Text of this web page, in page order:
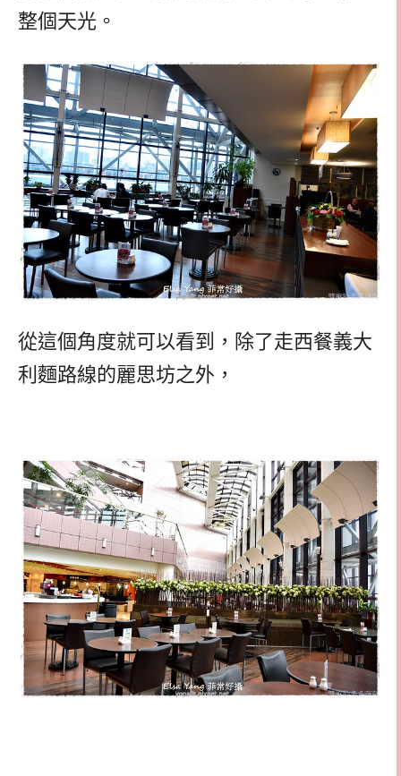
整個天光。
從這個角度就可以看到，除了走西餐義大
利麵路線的麗思坊之外，